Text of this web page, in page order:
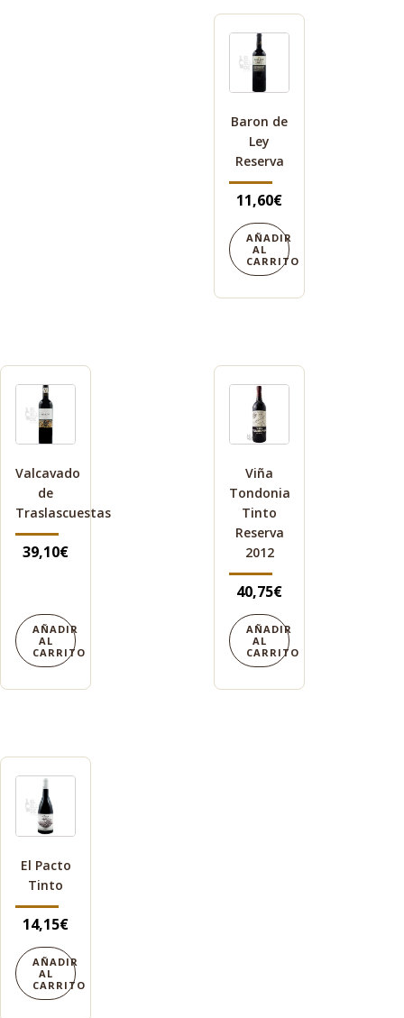
Baron de
Ley
Reserva
11,60€
AÑADIR
AL
CARRITO
Valcavado
de
Traslascuestas
39,10€
AÑADIR
AL
CARRITO
Viña
Tondonia
Tinto
Reserva
2012
40,75€
AÑADIR
AL
CARRITO
El Pacto
Tinto
14,15€
AÑADIR
AL
CARRITO